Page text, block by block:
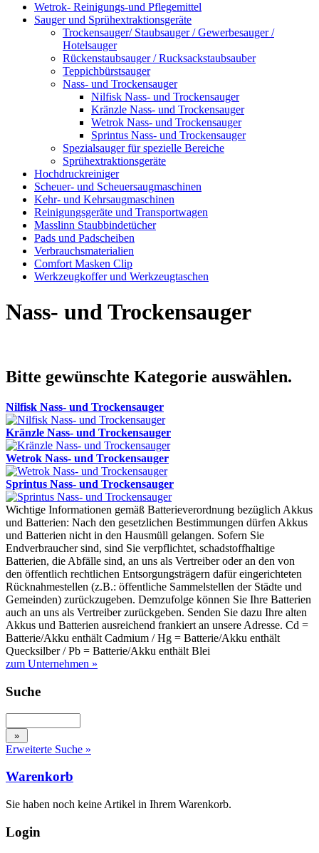
Wetrok- Reinigungs-und Pflegemittel
Sauger und Sprühextraktionsgeräte
Trockensauger/ Staubsauger / Gewerbesauger /
Hotelsauger
Rückenstaubsauger / Rucksackstaubsauber
Teppichbürstsauger
Nass- und Trockensauger
Nilfisk Nass- und Trockensauger
Kränzle Nass- und Trockensauger
Wetrok Nass- und Trockensauger
Sprintus Nass- und Trockensauger
Spezialsauger für spezielle Bereiche
Sprühextraktionsgeräte
Hochdruckreiniger
Scheuer- und Scheuersaugmaschinen
Kehr- und Kehrsaugmaschinen
Reinigungsgeräte und Transportwagen
Masslinn Staubbindetücher
Pads und Padscheiben
Verbrauchsmaterialien
Comfort Masken Clip
Werkzeugkoffer und Werkzeugtaschen
Nass- und Trockensauger
Bitte gewünschte Kategorie auswählen.
Nilfisk Nass- und Trockensauger
Kränzle Nass- und Trockensauger
Wetrok Nass- und Trockensauger
Sprintus Nass- und Trockensauger
Wichtige Informationen gemäß Batterieverordnung bezüglich Akkus
und Batterien: Nach den gesetzlichen Bestimmungen dürfen Akkus
und Batterien nicht in den Hausmüll gelangen. Sofern Sie
Endverbraucher sind, sind Sie verpflichtet, schadstoffhaltige
Batterien, die Abfälle sind, an uns als Vertreiber oder an den von
den öffentlich rechtlichen Entsorgungsträgern dafür eingerichteten
Rücknahmestellen (z.B.: öffentliche Sammelstellen der Städte und
Gemeinden) zurückzugeben. Demzufolge können Sie Ihre Batterien
auch an uns als Vertreiber zurückgeben. Senden Sie dazu Ihre alten
Akkus und Batterien ausreichend frankiert an unsere Adresse. Cd =
Batterie/Akku enthält Cadmium / Hg = Batterie/Akku enthält
Quecksilber / Pb = Batterie/Akku enthält Blei
zum Unternehmen »
Suche
Erweiterte Suche »
Warenkorb
Sie haben noch keine Artikel in Ihrem Warenkorb.
Login